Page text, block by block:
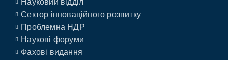
Науковий відділ
Сектор інноваційного розвитку
Проблемна НДР
Наукові форуми
Фахові видання